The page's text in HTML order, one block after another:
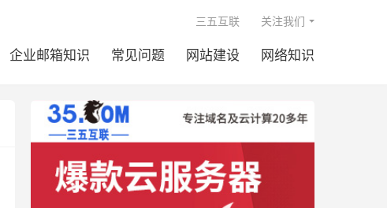
企业邮箱知识 常见问题 网站建设 网络知识
三五互联 关注我们